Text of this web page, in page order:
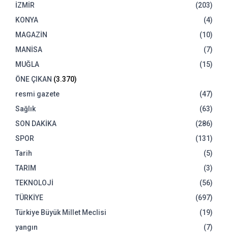
İZMİR
(203)
KONYA
(4)
MAGAZİN
(10)
MANİSA
(7)
MUĞLA
(15)
ÖNE ÇIKAN (3.370)
resmi gazete
(47)
Sağlık
(63)
SON DAKİKA
(286)
SPOR
(131)
Tarih
(5)
TARIM
(3)
TEKNOLOJİ
(56)
TÜRKİYE
(697)
Türkiye Büyük Millet Meclisi
(19)
yangın
(7)